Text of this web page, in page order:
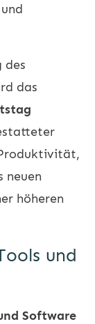
des
das
neuen
höheren
und
Software